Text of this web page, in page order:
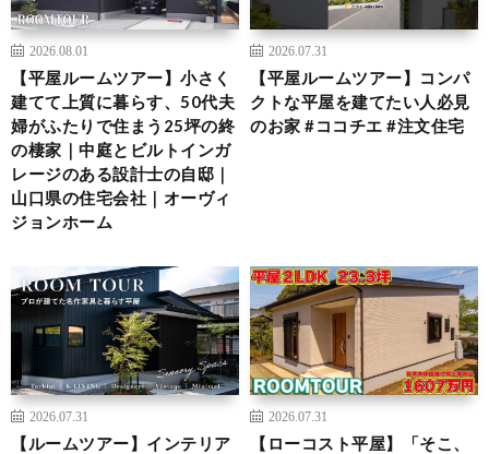
2026.08.01
【平屋ルームツアー】小さく
建てて上質に暮らす、50代夫
婦がふたりで住まう25坪の終
の棲家｜中庭とビルトインガ
レージのある設計士の自邸｜
山口県の住宅会社｜オーヴィ
ジョンホーム
2026.07.31
【平屋ルームツアー】コンパ
クトな平屋を建てたい人必見
のお家 #ココチエ #注文住宅
2026.07.31
【ルームツアー】インテリア
2026.07.31
【ローコスト平屋】「そこ、